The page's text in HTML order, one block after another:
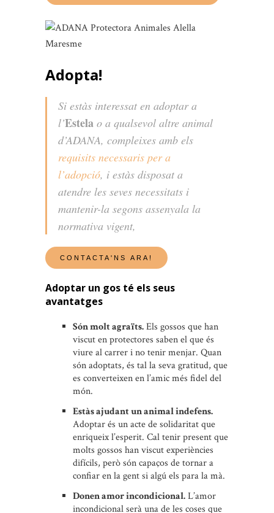
Adopta!
Si estàs interessat en adoptar a
l’Estela o a qualsevol altre animal
d’ADANA, compleixes amb els
requisits necessaris per a
l’adopció, i estàs disposat a
atendre les seves necessitats i
mantenir-la segons assenyala la
normativa vigent,
Adoptar un gos té els seus
avantatges
Són molt agraïts.Els gossos que han
viscut en protectores saben el que és
viure al carrer i no tenir menjar. Quan
són adoptats, és tal la seva gratitud, que
es converteixen en l’amic més fidel del
món.
Estàs ajudant un animal indefens.
Adoptar és un acte de solidaritat que
enriqueix l’esperit. Cal tenir present que
molts gossos han viscut experiències
difícils, però són capaços de tornar a
confiar en la gent si algú els para la mà.
Donen amor incondicional.L’amor
incondicional serà una de les coses que